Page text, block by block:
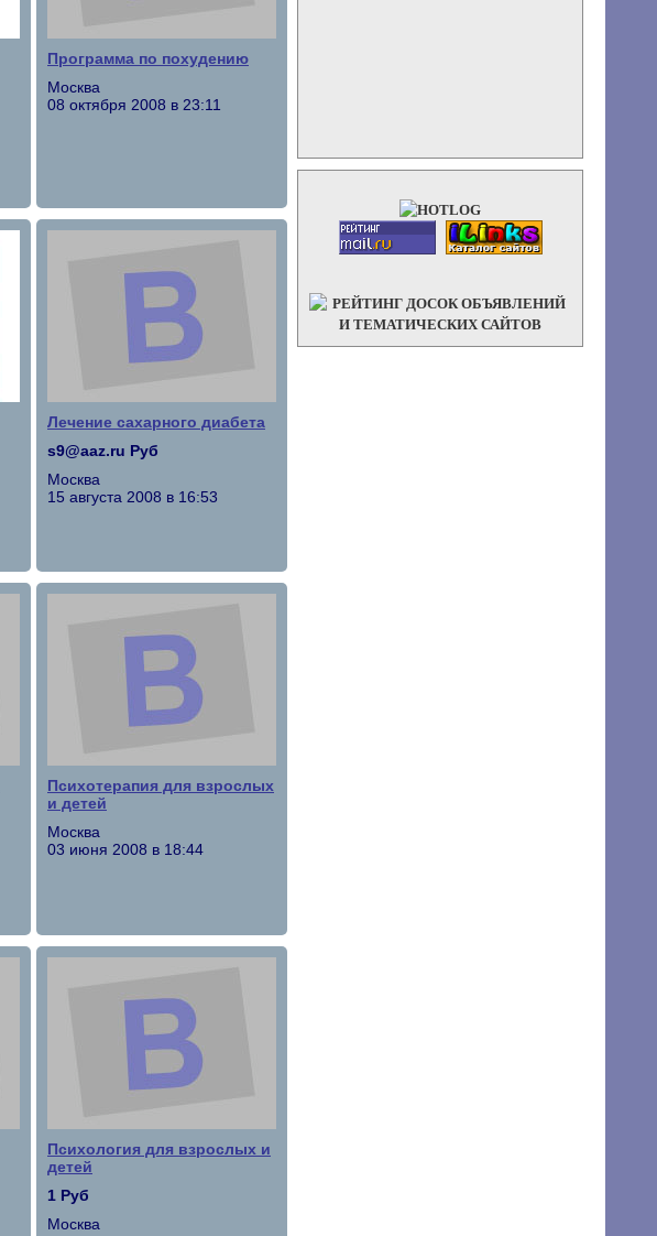
Программа по похудению
Москва
08 октября 2008 в 23:11
Лечение сахарного диабета
s9@aaz.ru Руб
Москва
15 августа 2008 в 16:53
Психотерапия для взрослых
и детей
Москва
03 июня 2008 в 18:44
Психология для взрослых и
детей
1 Руб
Москва